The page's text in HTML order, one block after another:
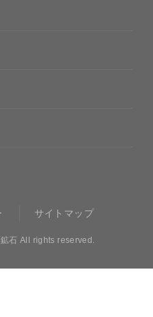
サイトマップ
石 All rights reserved.